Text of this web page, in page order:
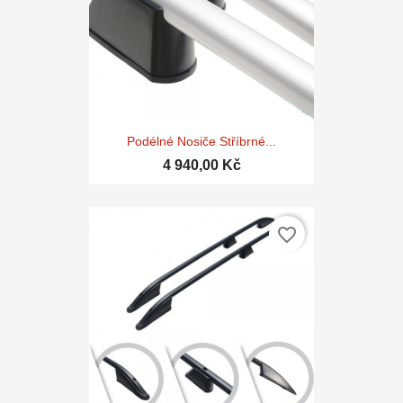
Podélné Nosiče Stříbrné...
4 940,00 Kč
favorite_border